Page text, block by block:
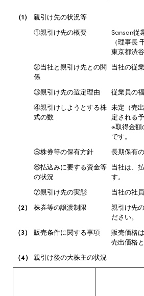
（1）
親引け先の状況等
①親引け先の概要
Sansan従
（理事長
東京都渋
②当社と親引け先との関
係
当社の従
③親引け先の選定理由
従業員の
④親引けしようとする株
式の数
未定（売
定される
※取得金額
です。
⑤株券等の保有方針
長期保有
⑥払込みに要する資金等
の状況
当社は、
す。
⑦親引け先の実態
当社の社
（2）
株券等の譲渡制限
親引け先
ださい。
（3）
販売条件に関する事項
販売価格
売出価格
（4）
親引け後の大株主の状況